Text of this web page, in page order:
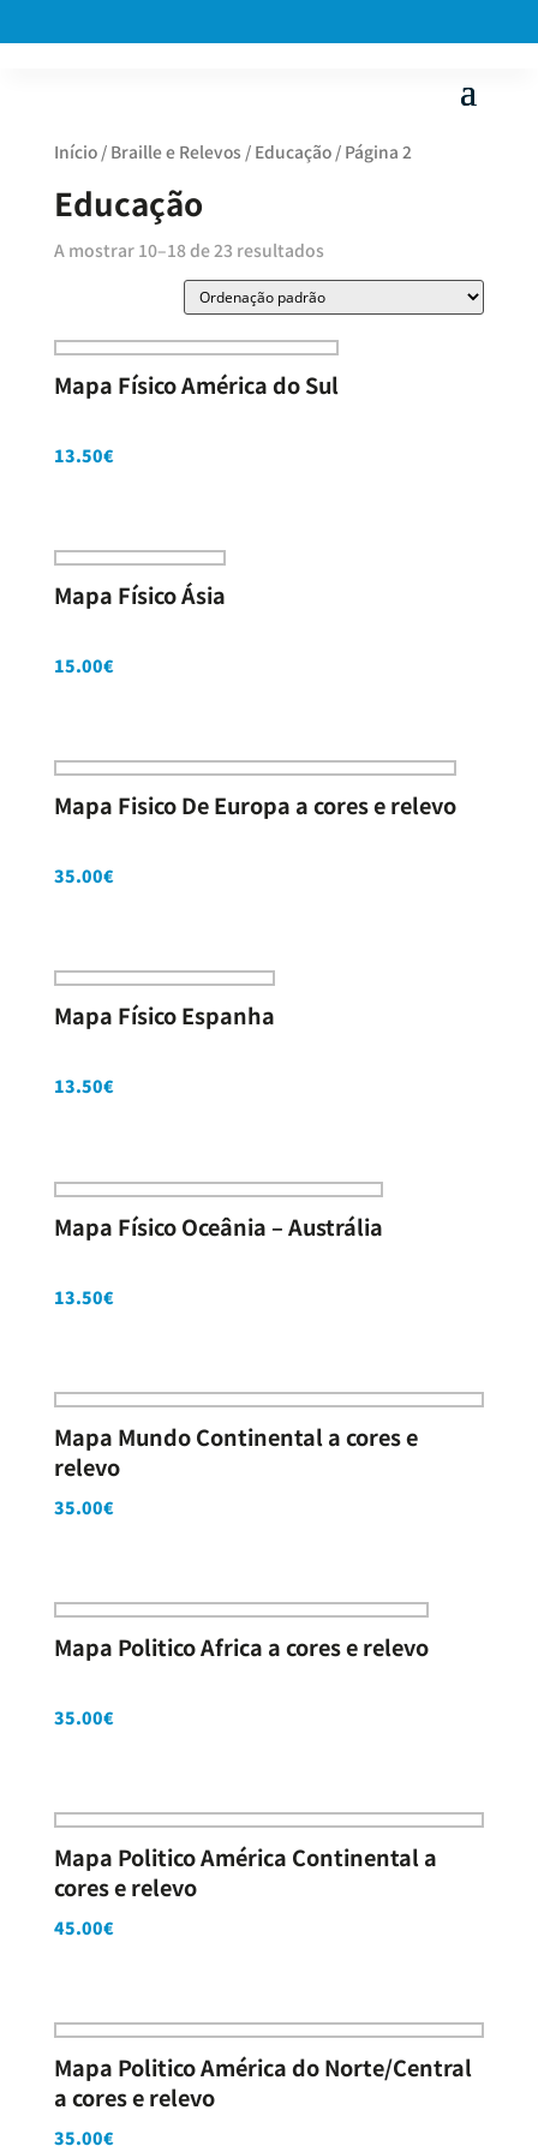
Início/ Braille e Relevos / Educação/ Página 2
Educação
A mostrar 10–18 de 23 resultados
Mapa Físico América do Sul
13.50€
Mapa Físico Ásia
15.00€
Mapa Fisico De Europa a cores e relevo
35.00€
Mapa Físico Espanha
13.50€
Mapa Físico Oceânia – Austrália
13.50€
Mapa Mundo Continental a cores e
relevo
35.00€
Mapa Politico Africa a cores e relevo
35.00€
Mapa Politico América Continental a
cores e relevo
45.00€
Mapa Politico América do Norte/Central
a cores e relevo
35.00€